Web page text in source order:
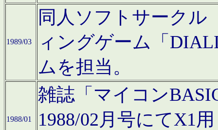
1989/03
同人ソフトサークル
ィングゲーム「
ムを担当。
1988/01
雑誌「マイコン
1988/02月号にてX1